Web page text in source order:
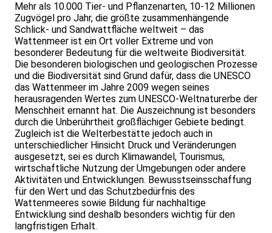
Mehr als 10.000 Tier- und Pflanzenarten, 10-12 Millionen
Zugvögel pro Jahr, die größte zusammenhängende
Schlick- und Sandwattfläche weltweit – das
Wattenmeer ist ein Ort voller Extreme und von
besonderer Bedeutung für die weltweite Biodiversität.
Die besonderen biologischen und geologischen Prozesse
und die Biodiversität sind Grund dafür, dass die UNESCO
das Wattenmeer im Jahre 2009 wegen seines
herausragenden Wertes zum UNESCO-Weltnaturerbe der
Menschheit ernannt hat. Die Auszeichnung ist besonders
durch die Unberührtheit großflächiger Gebiete bedingt.
Zugleich ist die Welterbestätte jedoch auch in
unterschiedlicher Hinsicht Druck und Veränderungen
ausgesetzt, sei es durch Klimawandel, Tourismus,
wirtschaftliche Nutzung der Umgebungen oder andere
Aktivitäten und Entwicklungen. Bewusstseinsschaffung
für den Wert und das Schutzbedürfnis des
Wattenmeeres sowie Bildung für nachhaltige
Entwicklung sind deshalb besonders wichtig für den
langfristigen Erhalt.